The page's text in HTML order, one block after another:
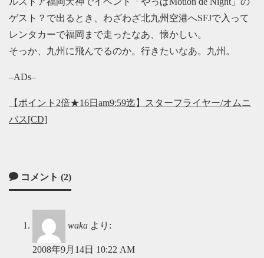
ゲスト？で出るとき、わざわざ北九州空港へSFJで入って
レンタカーで福岡まで走ったなあ、懐かしい。
そっか、九州に飛んでるのか。行きたいなあ。九州。
–ADs–
【ポイント2倍★16日am9:59迄】スターフライヤー/オムニ
バス[CD]
コメント (2)
waka より:
2008年9月14日 10:22 AM